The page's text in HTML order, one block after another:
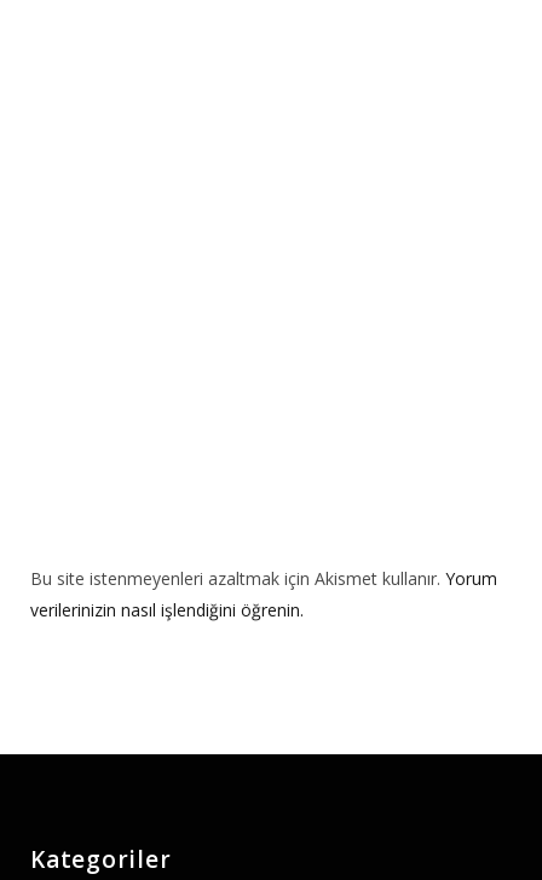
Bu site istenmeyenleri azaltmak için Akismet kullanır. Yorum
verilerinizin nasıl işlendiğini öğrenin.
Kategoriler